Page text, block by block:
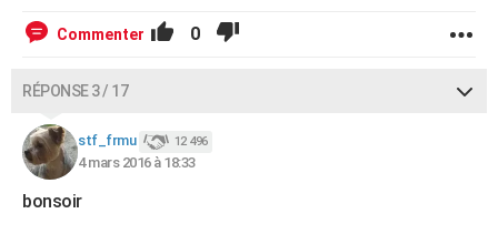
Commenter 0
RÉPONSE 3 / 17
stf_frmu 12 496
4 mars 2016 à 18:33
bonsoir